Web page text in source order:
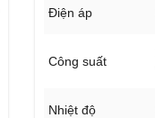
Điện áp
Công suất
Nhiệt độ